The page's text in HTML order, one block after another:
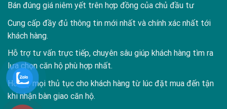
Bán đúng giá niêm yết trên hợp đồng của chủ đầu tư
Cung cấp đầy đủ thông tin mới nhất và chính xác nhất tới
khách hàng.
Hỗ trợ tư vấn trực tiếp, chuyên sâu giúp khách hàng tìm ra
lựa chọn căn hộ phù hợp nhất.
Hỗ trợ mọi thủ tục cho khách hàng từ lúc đặt mua đến tận
khi nhận bàn giao căn hộ.